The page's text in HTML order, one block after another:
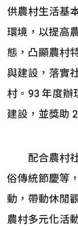
供農村生活基
環境，以提高
態，凸顯農村
與建設，落實
村。93 年度辦
建設，並獎助
配合農村社
俗傳統節慶等
動，帶動休閒
農村多元化活